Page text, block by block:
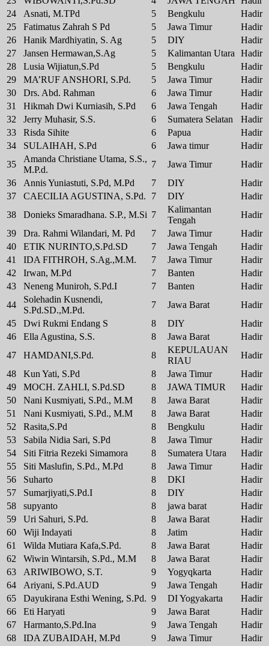
24
Asnati, M.TPd 5 Bengkulu
Hadir
25
Fatimatus Zahrah S Pd 5 Jawa Timur
Hadir
26
Hanik Mardhiyatin, S. Ag 5 DIY
Hadir
27
Jansen Hermawan,S.Ag 5 Kalimantan Utara Hadir
28
Lusia Wijiatun,S.Pd 5 Bengkulu
Hadir
29
MA’RUF ANSHORI, S.Pd. 5 Jawa Timur
Hadir
30
Drs. Abd. Rahman 6 Jawa Timur
Hadir
31
Hikmah Dwi Kurniasih, S.Pd 6 Jawa Tengah
Hadir
32
Jerry Muhasir, S.S. 6 Sumatera Selatan
Hadir
33
Risda Sihite 6 Papua
Hadir
34
SULAIHAH, S.Pd 6 Jawa timur
Hadir
35
Amanda Christiane Utama, S.S.,
M.P.d.
7 Jawa Timur
Hadir
36
Annis Yuniastuti, S.Pd, M.Pd 7 DIY
Hadir
37
CAECILIA AGUSTINA, S.Pd. 7 DIY
Hadir
38
Donieks Smaradhana. S.P., M.Si 7
Kalimantan
Tengah
Hadir
39
Dra. Rahmi Wilandari, M. Pd 7 Jawa Timur
Hadir
40
ETIK NURINTO,S.Pd.SD 7 Jawa Tengah
Hadir
41
IDA FITHROH, S.Ag.,M.M. 7 Jawa Timur
Hadir
42
Irwan, M.Pd 7 Banten
Hadir
43
Neneng Muniroh, S.Pd.I 7 Banten
Hadir
44
Solehadin Kusnendi,
S.Pd.SD.,M.Pd.
7 Jawa Barat
Hadir
45
Dwi Rukmi Endang S 8 DIY
Hadir
46
Ella Agustina, S.S. 8 Jawa Barat
Hadir
47
HAMDANI,S.Pd. 8
KEPULAUAN
RIAU
Hadir
48
Kun Yati, S.Pd 8 Jawa Timur
Hadir
49
MOCH. ZAHLI, S.Pd.SD 8 JAWA TIMUR
Hadir
50
Nani Kusmiyati, S.Pd., M.M 8 Jawa Barat
Hadir
51
Nani Kusmiyati, S.Pd., M.M 8 Jawa Barat
Hadir
52
Rasita,S.Pd 8 Bengkulu
Hadir
53
Sabila Nidia Sari, S.Pd 8 Jawa Timur
Hadir
54
Siti Fitria Rezeki Simamora 8 Sumatera Utara
Hadir
55
Siti Maslufin, S.Pd., M.Pd 8 Jawa Timur
Hadir
56
Suharto 8 DKI
Hadir
57
Sumarjiyati,S.Pd.I 8 DIY
Hadir
58
supyanto 8 jawa barat
Hadir
59
Uri Sahuri, S.Pd. 8 Jawa Barat
Hadir
60
Wiji Indayati 8 Jatim
Hadir
61
Wilda Mutiara Kafa,S.Pd. 8 Jawa Barat
Hadir
62
Wiwin Wintarsih, S.Pd., M.M 8 Jawa Barat
Hadir
63
ARIWIBOWO, S.T. 9 Yogyqkarta
Hadir
64
Ariyani, S.Pd.AUD 9 Jawa Tengah
Hadir
65
Dayukirana Esthi Wening, S.Pd. 9 DI Yogyakarta
Hadir
66
Eti Haryati 9 Jawa Barat
Hadir
67
Harmanto,S.Pd.Ina 9 Jawa Tengah
Hadir
68
IDA ZUBAIDAH, M.Pd 9 Jawa Timur Hadir